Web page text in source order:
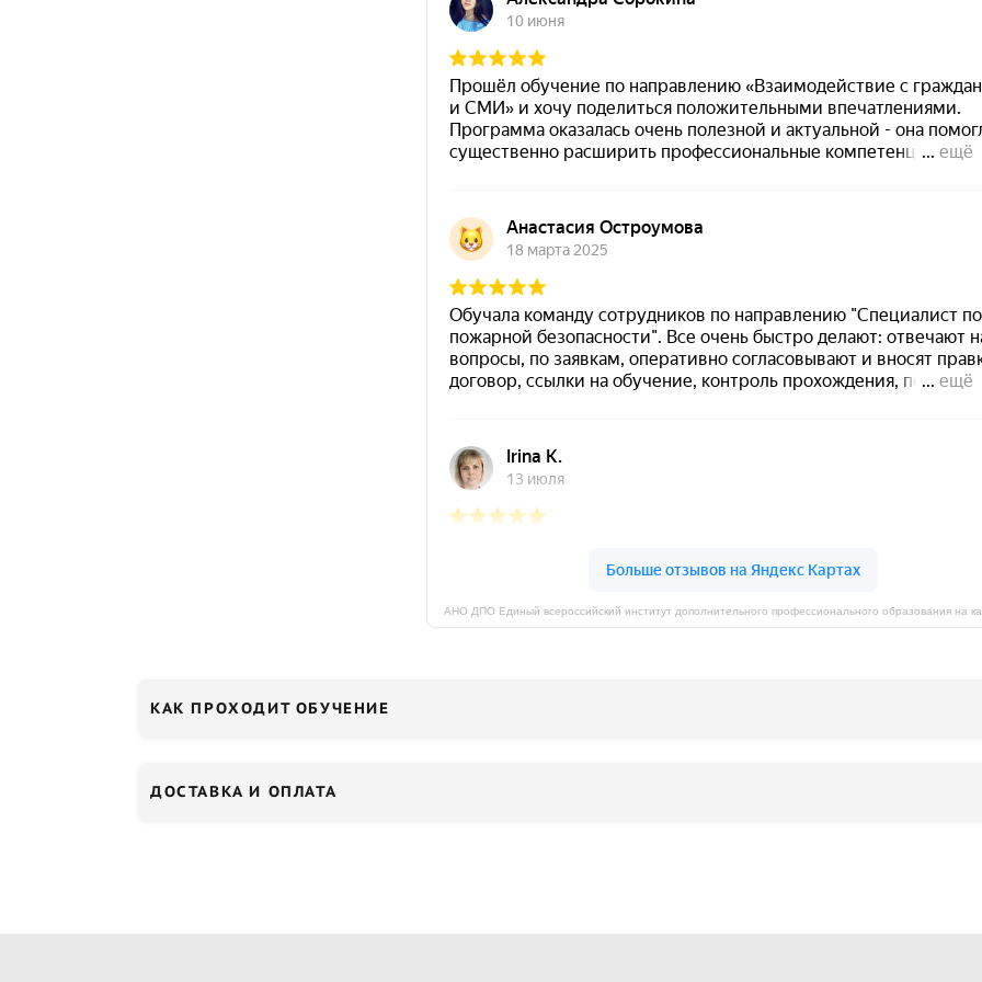
КАК ПРОХОДИТ ОБУЧЕНИЕ
ДОСТАВКА И ОПЛАТА